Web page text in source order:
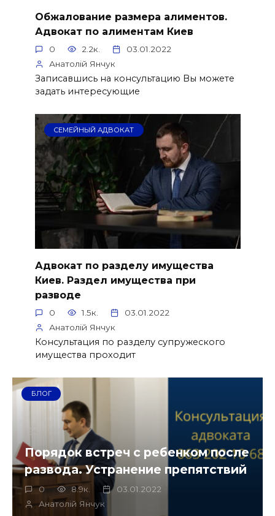
Обжалование размера алиментов.
Адвокат по алиментам Киев
0 2.2к.
03.01.2022
Анатолій Янчук
Записавшись на консультацию Вы можете
задать интересующие
СЕМЕЙНЫЙ АДВОКАТ
Адвокат по разделу имущества
Киев. Раздел имущества при
разводе
0 1.5к.
03.01.2022
Анатолій Янчук
Консультация по разделу супружеского
имущества проходит
БЛОГ
Порядок встреч с ребенком после
развода. Устранение препятствий
0 8.9к.
03.01.2022
Анатолій Янчук